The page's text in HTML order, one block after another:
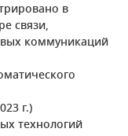
в
связи,
коммуникаций
г.)
технологий